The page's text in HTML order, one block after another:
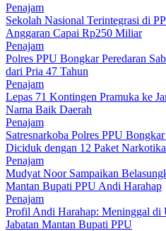
Penajam
Sekolah Nasional Terintegrasi di
Anggaran Capai Rp250 Miliar
Penajam
Polres PPU Bongkar Peredaran
dari Pria 47 Tahun
Penajam
Lepas 71 Kontingen Pramuka ke
Nama Baik Daerah
Penajam
Satresnarkoba Polres PPU
Diciduk dengan 12 Paket Narkotika
Penajam
Mudyat Noor Sampaikan
Mantan Bupati PPU Andi Harahap
Penajam
Profil Andi Harahap: Meninggal di
Jabatan Mantan Bupati PPU